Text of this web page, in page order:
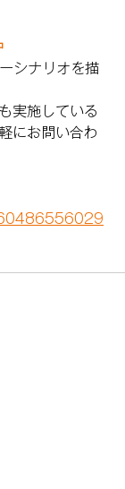
シナリオを描
実施している
にお問い合わ